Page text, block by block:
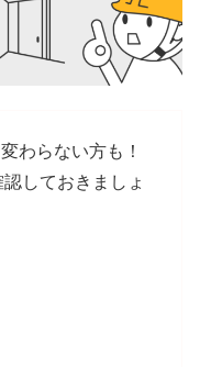
わらない方も！
しておきましょ